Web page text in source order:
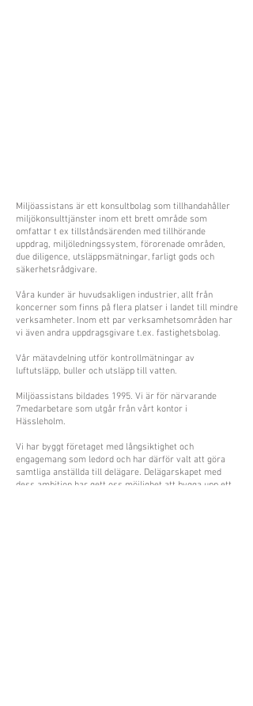
Miljöassistans är ett konsultbolag som tillhandahåller
miljökonsulttjänster inom ett brett område som
omfattar t ex tillståndsärenden med tillhörande
uppdrag, miljöledningssystem, förorenade områden,
due diligence, utsläppsmätningar, farligt gods och
säkerhetsrådgivare.
Våra kunder är huvudsakligen industrier, allt från
koncerner som finns på flera platser i landet till mindre
verksamheter. Inom ett par verksamhetsområden har
vi även andra uppdragsgivare t.ex. fastighetsbolag.
Vår mätavdelning utför kontrollmätningar av
luftutsläpp, buller och utsläpp till vatten.
Miljöassistans bildades 1995. Vi är för närvarande
7medarbetare som utgår från vårt kontor i
Hässleholm.
Vi har byggt företaget med långsiktighet och
engagemang som ledord och har därför valt att göra
samtliga anställda till delägare. Delägarskapet med
dess ambition har gett oss möjlighet att bygga upp ett